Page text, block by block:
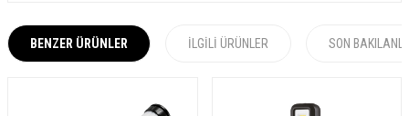
BENZER ÜRÜNLER İLGILI ÜRÜNLER SON